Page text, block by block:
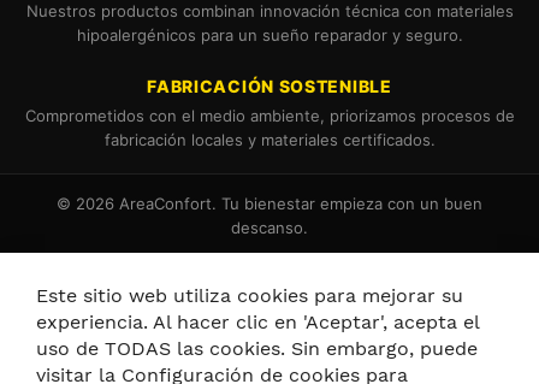
Nuestros productos combinan innovación técnica con materiales
hipoalergénicos para un sueño reparador y seguro.
FABRICACIÓN SOSTENIBLE
Comprometidos con el medio ambiente, priorizamos procesos de
fabricación locales y materiales certificados.
© 2026 AreaConfort. Tu bienestar empieza con un buen
descanso.
Este sitio web utiliza cookies para mejorar su
experiencia. Al hacer clic en 'Aceptar', acepta el
uso de TODAS las cookies. Sin embargo, puede
visitar la Configuración de cookies para